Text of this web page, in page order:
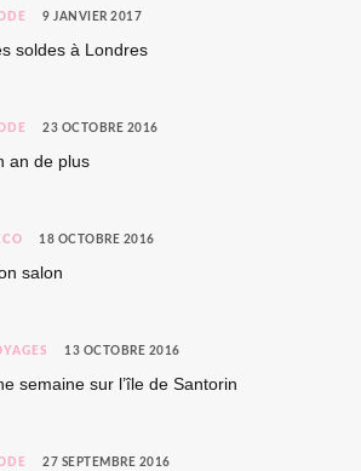
9 JANVIER 2017
soldes à Londres
23 OCTOBRE 2016
an de plus
18 OCTOBRE 2016
salon
13 OCTOBRE 2016
semaine sur l’île de Santorin
27 SEPTEMBRE 2016